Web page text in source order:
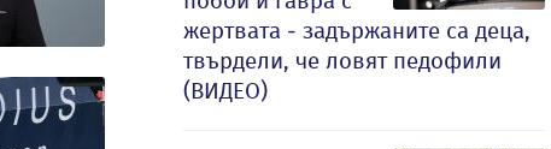
жертвата - задържаните са деца,
твърдели, че ловят педофили
(ВИДЕО)